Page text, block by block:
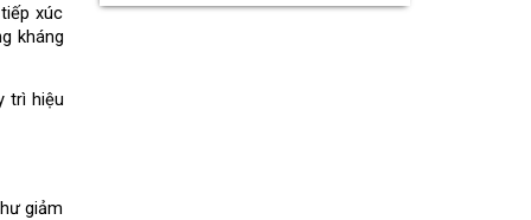
xúc
kháng
trì hiệu
giảm